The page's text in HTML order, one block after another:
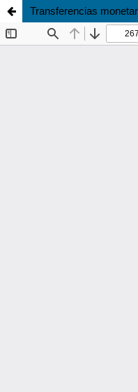
Transferencias